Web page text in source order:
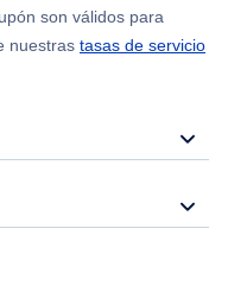
son válidos para
nuestras tasas de servicio